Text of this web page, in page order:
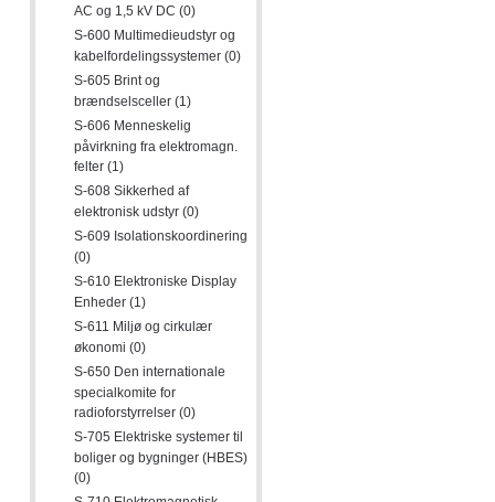
AC og 1,5 kV DC (0)
S-600 Multimedieudstyr og
kabelfordelingssystemer (0)
S-605 Brint og
brændselsceller (1)
S-606 Menneskelig
påvirkning fra elektromagn.
felter (1)
S-608 Sikkerhed af
elektronisk udstyr (0)
S-609 Isolationskoordinering
(0)
S-610 Elektroniske Display
Enheder (1)
S-611 Miljø og cirkulær
økonomi (0)
S-650 Den internationale
specialkomite for
radioforstyrrelser (0)
S-705 Elektriske systemer til
boliger og bygninger (HBES)
(0)